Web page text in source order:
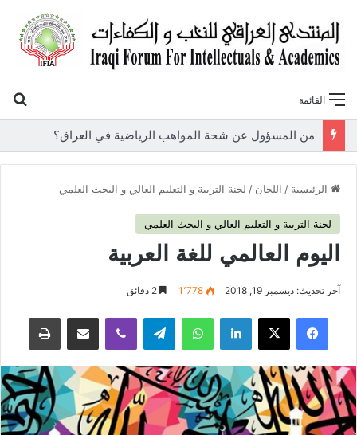
القائمة
الرئيسية / اللجان / لجنة التربية و التعليم العالي و البحث العلمي
لجنة التربية و التعليم العالي و البحث العلمي
اليوم العالمي للغة العربية
آخر تحديث: ديسمبر 19, 2018 1٬778
فيسبوك لينكدإن واتساب